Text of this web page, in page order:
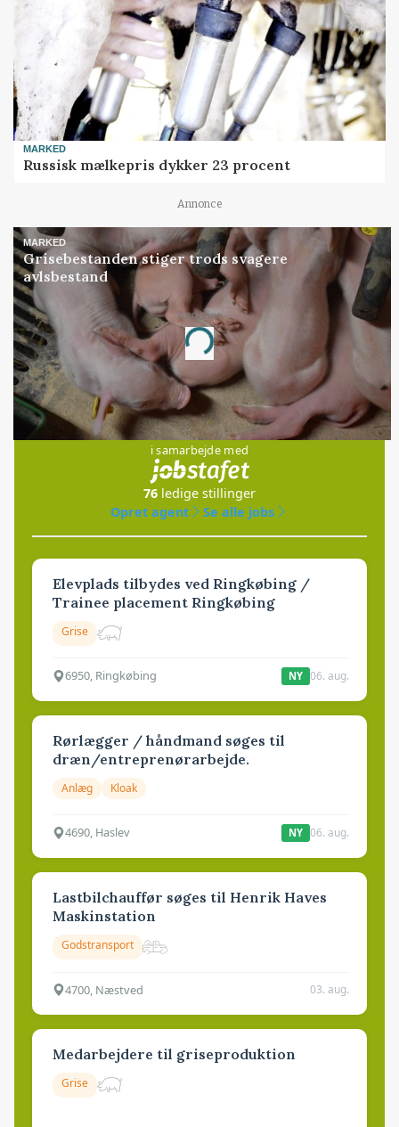
MARKED
Russisk mælkepris dykker 23 procent
Annonce
MARKED
Grisebestanden stiger trods svagere
avlsbestand
Annonce
Loading...
Jobs
i samarbejde med
76 ledige stillinger
Opret agent
Se alle jobs
Elevplads tilbydes ved Ringkøbing /
Trainee placement Ringkøbing
Grise
6950, Ringkøbing NY 06. aug.
Rørlægger / håndmand søges til
dræn/entreprenørarbejde.
Anlæg Kloak
4690, Haslev NY 06. aug.
Lastbilchauffør søges til Henrik Haves
Maskinstation
Godstransport
4700, Næstved 03. aug.
Medarbejdere til griseproduktion
Grise